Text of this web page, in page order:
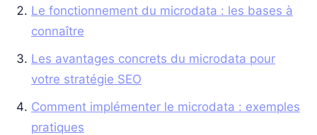
Le fonctionnement du microdata : les bases à
connaître
Les avantages concrets du microdata pour
votre stratégie SEO
Comment implémenter le microdata : exemples
pratiques